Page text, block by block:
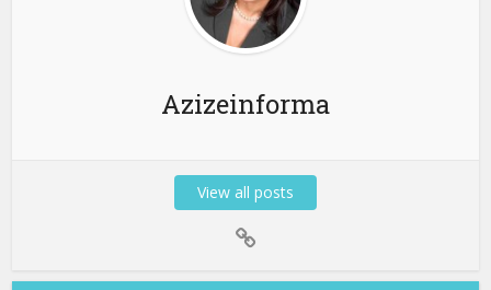
Azizeinforma
View all posts